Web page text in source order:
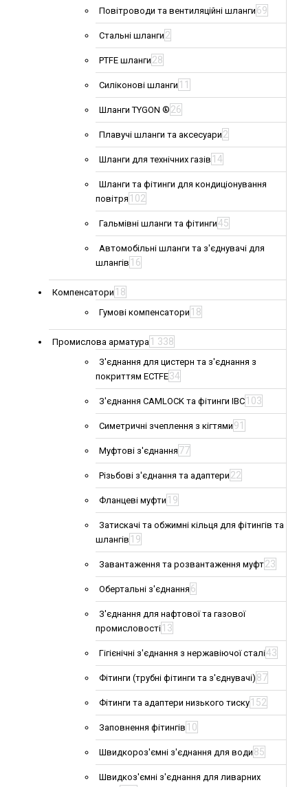
Повітроводи та вентиляційні шланги 69
Стальні шланги 2
PTFE шланги 28
Силіконові шланги 11
Шланги TYGON ® 26
Плавучі шланги та аксесуари 2
Шланги для технічних газів 14
Шланги та фітинги для кондиціонування
повітря 102
Гальмівні шланги та фітинги45
Автомобільні шланги та з'єднувачі для
шлангів 16
Компенсатори 18
Гумові компенсатори 18
Промислова арматура 1 338
З'єднання для цистерн та з'єднання з
покриттям ECTFE34
З'єднання CAMLOCK та фітинги IBC 103
Симетричні зчеплення з кігтями 91
Муфтові з'єднання 77
Різьбові з'єднання та адаптери 22
Фланцеві муфти 19
Затискачі та обжимні кільця для фітингів та
шлангів 19
Завантаження та розвантаження муфт23
Обертальні з'єднання 6
З'єднання для нафтової та газової
промисловості 13
Гігієнічні з'єднання з нержавіючої сталі43
Фітинги (трубні фітинги та з'єднувачі) 87
Фітинги та адаптери низького тиску 152
Заповнення фітингів 10
Швидкороз'ємні з'єднання для води 85
Швидкоз'ємні з'єднання для ливарних